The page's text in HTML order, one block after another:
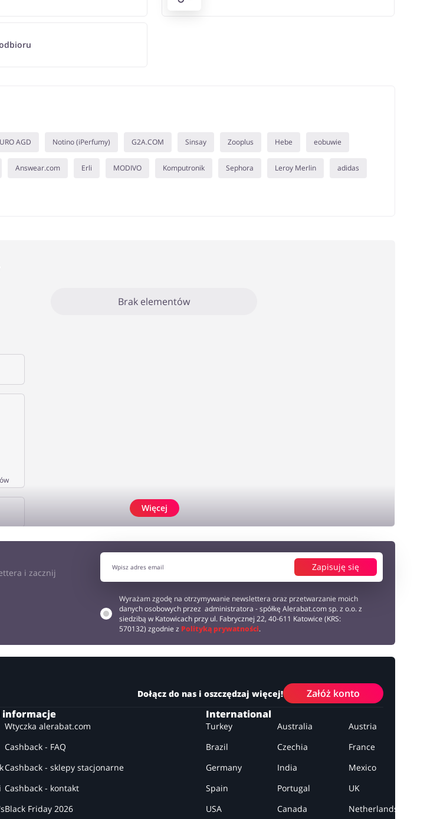
AGD Notino (iPerfumy) G2A.COM Sinsay Zooplus Hebe eobuwie
Answear.com Erli MODIVO Komputronik Sephora Leroy Merlin adidas
Brak elementów
Więcej
i zacznij
Zapisuję się
Wyrażam zgodę na otrzymywanie newslettera oraz przetwarzanie moich
danych osobowych przez administratora - spółkę Alerabat.com sp. z o.o. z
siedzibą w Katowicach przy ul. Fabrycznej 22, 40-611 Katowice (KRS:
570132) zgodnie z Polityką prywatności.
Dołącz do nas i oszczędzaj więcej! Załóż konto
informacje
Wtyczka alerabat.com
Cashback - FAQ
Cashback - sklepy stacjonarne
Cashback - kontakt
Black Friday 2026
International
Turkey Australia
Austria
Brazil
Czechia
France
Germany
India
Mexico
Spain
Portugal
UK
USA
Canada Netherlands